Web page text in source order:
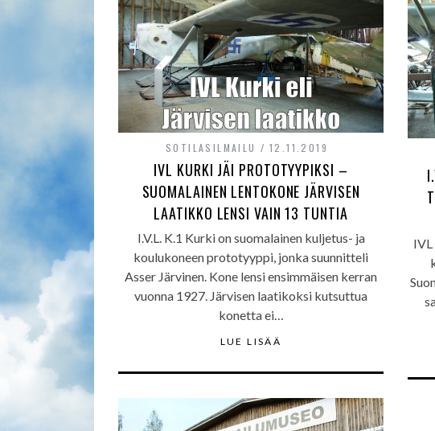
SOTILASILMAILU 12.11.2019
IVL KURKI JÄI PROTOTYYPIKSI –
SUOMALAINEN LENTOKONE JÄRVISEN
LAATIKKO LENSI VAIN 13 TUNTIA
I.V.L. K.1 Kurki on suomalainen kuljetus- ja
koulukoneen prototyyppi, jonka suunnitteli
Asser Järvinen. Kone lensi ensimmäisen kerran
vuonna 1927. Järvisen laatikoksi kutsuttua
konetta ei…
LUE LISÄÄ